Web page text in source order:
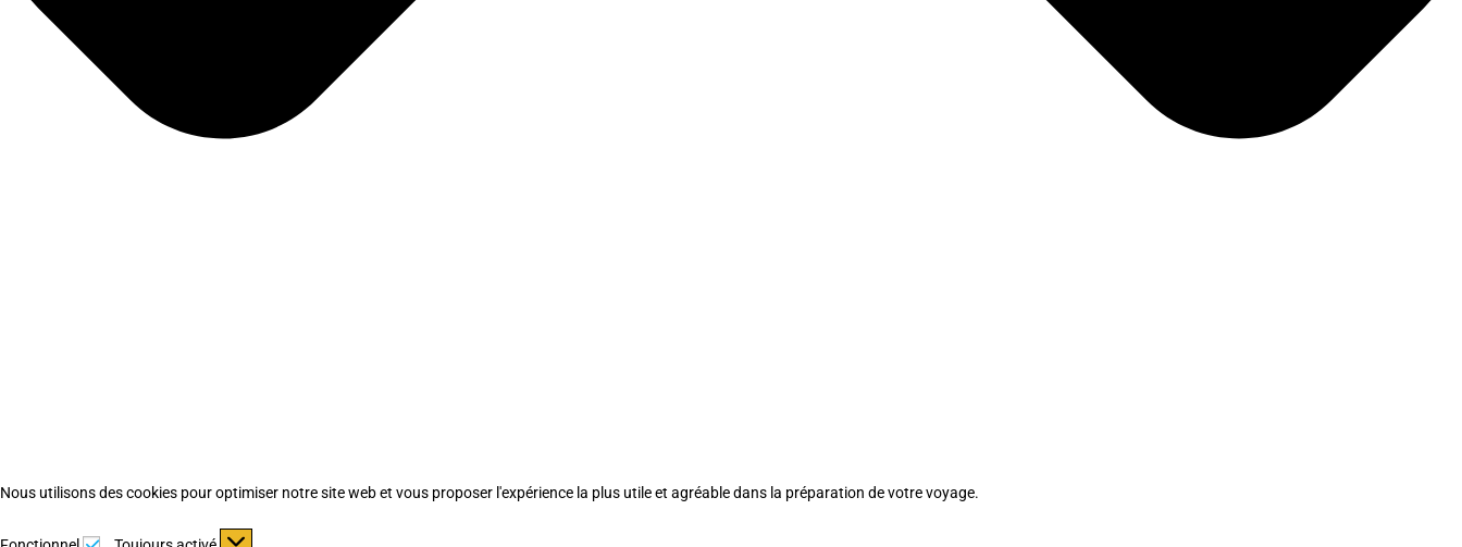
Nous utilisons des cookies pour optimiser notre site web et vous proposer l'expérience la plus utile et agréable dans la préparation de votre voyage.
Fonctionnel